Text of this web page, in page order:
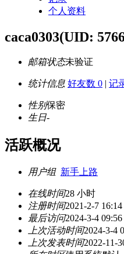
个人资料
caca0303(UID:
邮箱状态未验证
统计信息 好友数 0 | 记
性别保密
生日-
活跃概况
用户组 新手上路
在线时间28 小时
注册时间2021-2-7 16:14
最后访问2024-3-4 09:56
上次活动时间2024-3-4
上次发表时间2022-11-